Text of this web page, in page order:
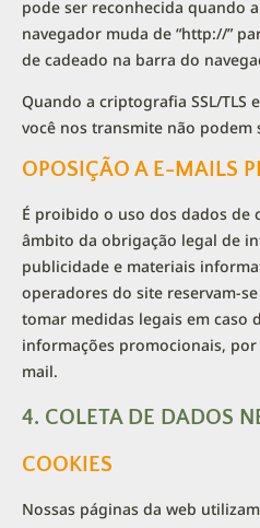
pode ser reconhecida quando
navegador muda de “http://”
de cadeado na barra do
Quando a criptografia SSL/TLS
você nos transmite não
OPOSIÇÃO A E-MAILS
É proibido o uso dos dados de
âmbito da obrigação legal de
publicidade e materiais
operadores do site reservam-
tomar medidas legais em caso
informações promocionais,
mail.
4. COLETA DE DADOS
COOKIES
Nossas páginas da web